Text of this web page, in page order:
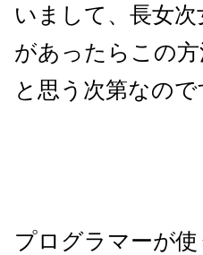
いまして、長女
があったらこの
と思う次第なので
プログラマーが